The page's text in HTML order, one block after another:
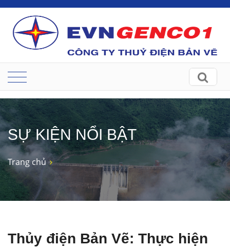
SỰ KIỆN NỔI BẬT
Trang chủ
Thủy điện Bản Vẽ: Thực hiện